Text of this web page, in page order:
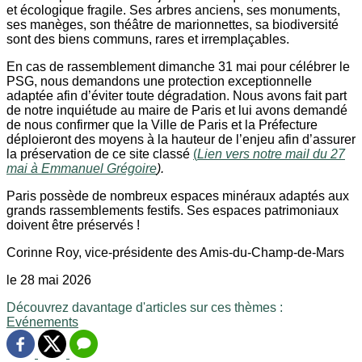
et écologique fragile. Ses arbres anciens, ses monuments,
ses manèges, son théâtre de marionnettes, sa biodiversité
sont des biens communs, rares et irremplaçables.
En cas de rassemblement dimanche 31 mai pour célébrer le
PSG, nous demandons une protection exceptionnelle
adaptée afin d’éviter toute dégradation. Nous avons fait part
de notre inquiétude au maire de Paris et lui avons demandé
de nous confirmer que la Ville de Paris et la Préfecture
déploieront des moyens à la hauteur de l’enjeu afin d’assurer
la préservation de ce site classé (Lien vers notre mail du 27
mai à Emmanuel Grégoire).
Paris possède de nombreux espaces minéraux adaptés aux
grands rassemblements festifs. Ses espaces patrimoniaux
doivent être préservés !
Corinne Roy, vice-présidente des Amis-du-Champ-de-Mars
le 28 mai 2026
Découvrez davantage d'articles sur ces thèmes :
Evénements